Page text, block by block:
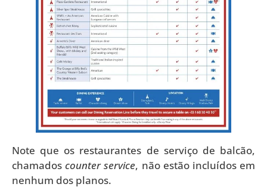
Note que os restaurantes de serviço de balcão,
chamadoscounter service, não estão incluídos em
nenhum dos planos.